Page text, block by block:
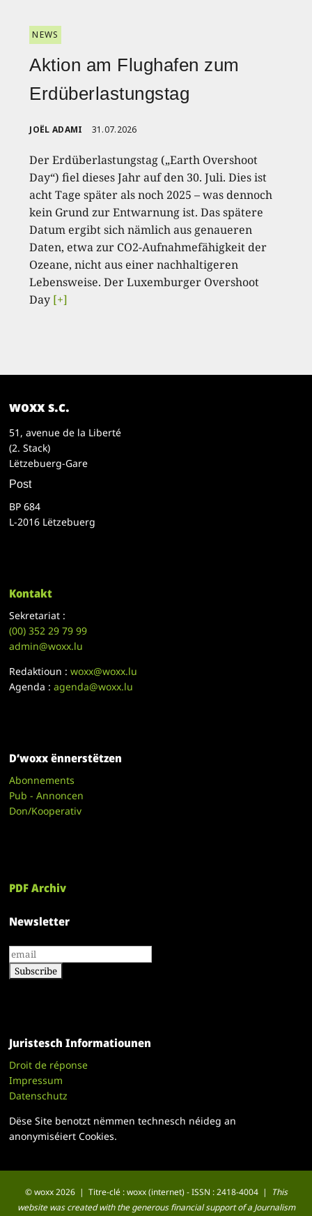
NEWS
Aktion am Flughafen zum
Erdüberlastungstag
JOËL ADAMI 31.07.2026
Der Erdüberlastungstag („Earth Overshoot
Day“) fiel dieses Jahr auf den 30. Juli. Dies ist
acht Tage später als noch 2025 – was dennoch
kein Grund zur Entwarnung ist. Das spätere
Datum ergibt sich nämlich aus genaueren
Daten, etwa zur CO2-Aufnahmefähigkeit der
Ozeane, nicht aus einer nachhaltigeren
Lebensweise. Der Luxemburger Overshoot
Day [+]
woxx s.c.
51, avenue de la Liberté
(2. Stack)
Lëtzebuerg-Gare
Post
BP 684
L-2016 Lëtzebuerg
Kontakt
Sekretariat :
(00)352 29 79 99
admin@woxx.lu
Redaktioun :woxx@woxx.lu
Agenda :agenda@woxx.lu
D’woxx ënnerstëtzen
Abonnements
Pub - Annoncen
Don/Kooperativ
PDF Archiv
Newsletter
Juristesch Informatiounen
Droit de réponse
Impressum
Datenschutz
Dëse Site benotzt nëmmen technesch néideg an
anonymiséiert Cookies.
© woxx 2026 | Titre-clé : woxx (internet) - ISSN : 2418-4004 |
This
website was created with the generous financial support of a Journalism